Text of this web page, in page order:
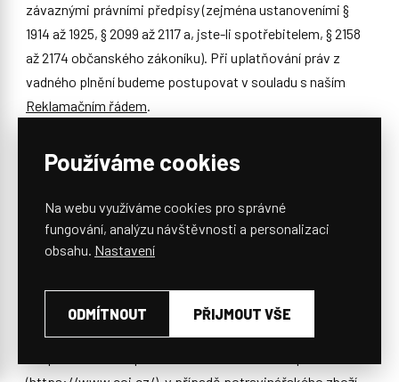
závaznými právními předpisy (zejména ustanoveními §
1914 až 1925, § 2099 až 2117 a, jste-li spotřebitelem, § 2158
až 2174 občanského zákoníku). Při uplatňování práv z
vadného plnění budeme postupovat v souladu s naším
Reklamačním řádem.
9. DALŠÍ INFORMACE PRO SPOTŘEBITELE
K prodeji zboží jsme oprávněni na základě živnostenského
oprávnění. Naše činnost nepodléhá jinému povolování.
příslušný živnostenský úřad. Kontrolu dodržování právních
předpisů týkajících se technických požadavků na zboží a
Používáme cookies
Na webu využíváme cookies pro správné
fungování, analýzu návštěvnosti a personalizaci
obsahu. Nastavení
ODMÍTNOUT PŘIJMOUT VŠE